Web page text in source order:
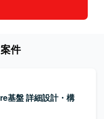
件
基盤 詳細設計・構